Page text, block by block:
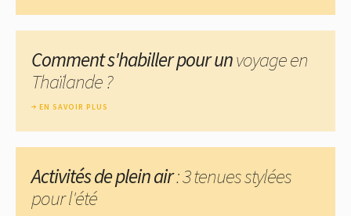
Comment s'habiller pour unvoyage en
Thaïlande ?
EN SAVOIR PLUS
Activités de plein air: 3 tenues stylées
pour l'été